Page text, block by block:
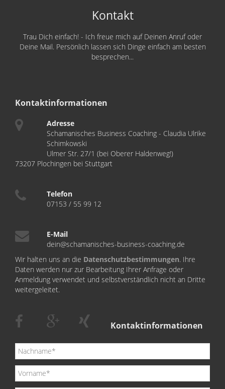
Kontakt
Trau Dich einfach! - Ich freue mich auf Deinen Anruf oder
Deine Mail. Persönlich lassen sich Dinge einfach am besten
besprechen...
Kontaktinformationen
Adresse
Schamanisches Business Coaching - Claudia Ulrike
Schimkowski
Ulmer Str. 27/1 (bei Oberer Haldenweg!)
73207 Plochingen bei Stuttgart
Telefon
07153 / 55 99 12
E-Mail
dein@schamanisches-business-coaching.de
Wir halten uns an die Datenschutzbestimmungen. Ihre
Daten werden nur zur Bearbeitung Ihrer Anfrage oder
Anmeldung verwendet und selbstverständlich nicht an Dritte
weitergeleitet.
Kontaktinformationen